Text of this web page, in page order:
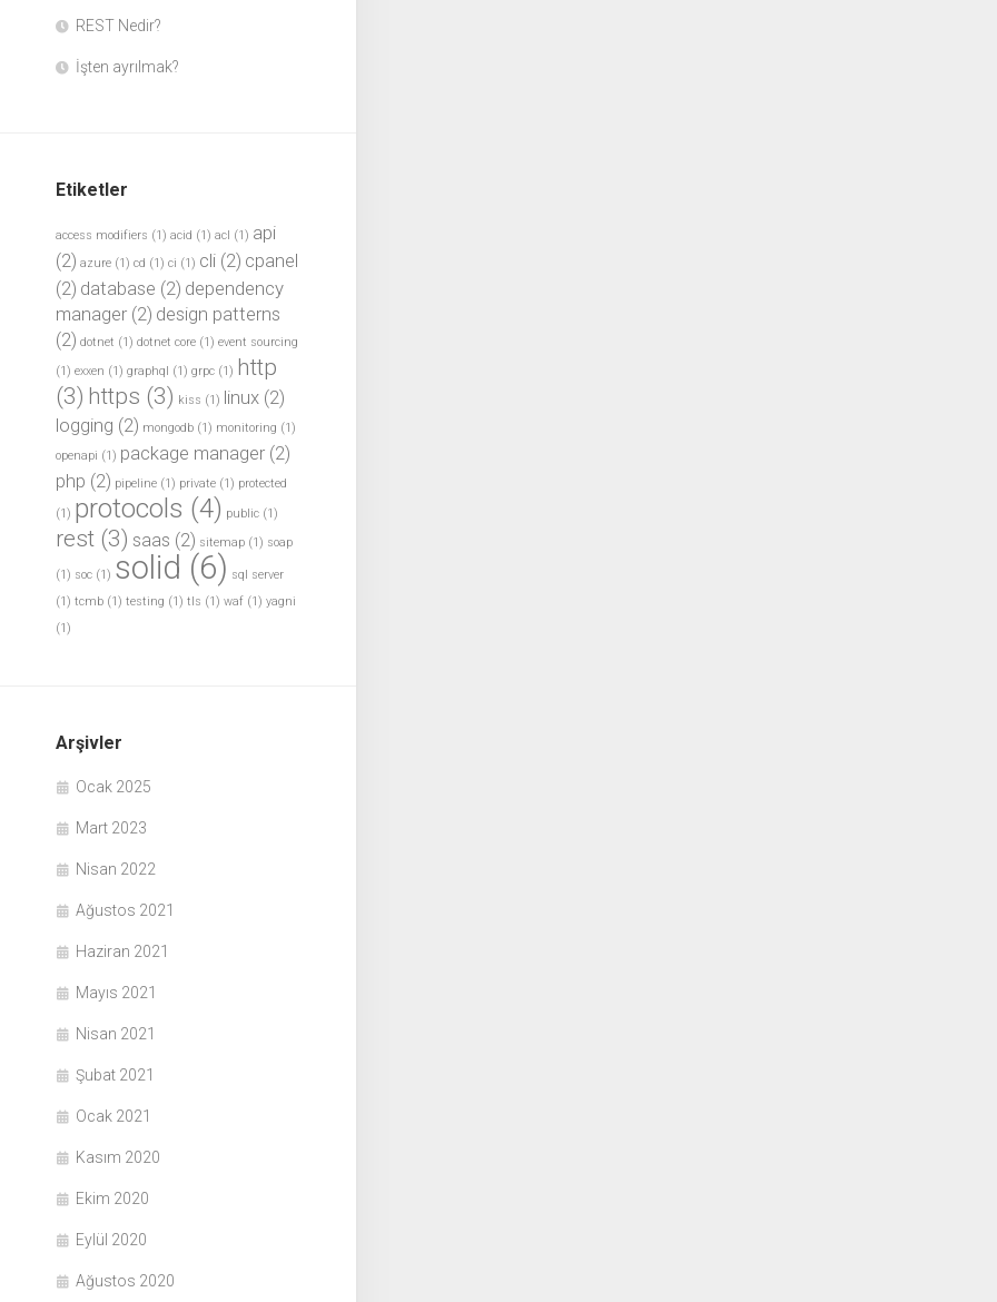
REST Nedir?
İşten ayrılmak?
Etiketler
access modifiers (1) acid (1) acl (1) api
(2) azure (1) cd (1) ci (1) cli (2) cpanel
(2) database (2) dependency
manager (2) design patterns
(2) dotnet (1) dotnet core (1) event sourcing
(1) exxen (1) graphql (1) grpc (1) http
(3) https (3) kiss (1) linux (2)
logging (2) mongodb (1) monitoring (1)
openapi (1) package manager (2)
php (2) pipeline (1) private (1) protected
(1) protocols (4) public (1)
rest (3) saas (2) sitemap (1) soap
(1) soc (1) solid (6) sql server
(1) tcmb (1) testing (1) tls (1) waf (1) yagni
(1)
Arşivler
Ocak 2025
Mart 2023
Nisan 2022
Ağustos 2021
Haziran 2021
Mayıs 2021
Nisan 2021
Şubat 2021
Ocak 2021
Kasım 2020
Ekim 2020
Eylül 2020
Ağustos 2020